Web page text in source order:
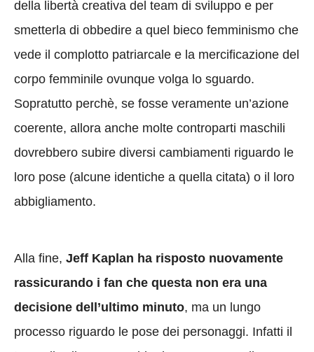
della libertà creativa del team di sviluppo e per
smetterla di obbedire a quel bieco femminismo che
vede il complotto patriarcale e la mercificazione del
corpo femminile ovunque volga lo sguardo.
Sopratutto perchè, se fosse veramente un’azione
coerente, allora anche molte controparti maschili
dovrebbero subire diversi cambiamenti riguardo le
loro pose (alcune identiche a quella citata) o il loro
abbigliamento.
Alla fine, Jeff Kaplan ha risposto nuovamente
rassicurando i fan che questa non era una
decisione dell’ultimo minuto, ma un lungo
processo riguardo le pose dei personaggi. Infatti il